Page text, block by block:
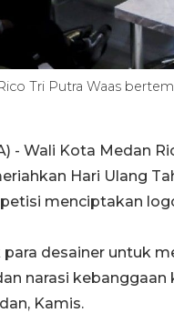
Tri Putra Waas
- Wali Kota Medan
Hari Ulang
menciptakan
para desainer untuk
narasi
Kamis.